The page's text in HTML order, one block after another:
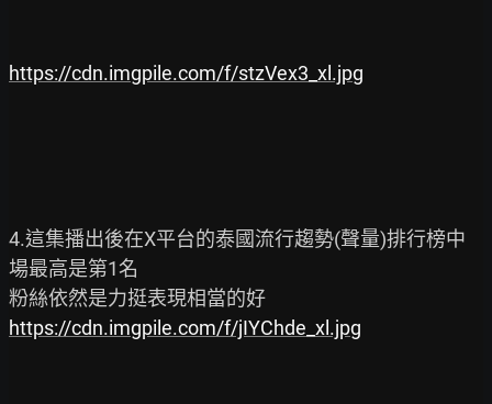
https://cdn.imgpile.com/f/stzVex3_xl.jpg
4.這集播出後在X平台的泰國流行趨勢(聲量)排行榜中
場最高是第1名
https://cdn.imgpile.com/f/jIYChde_xl.jpg